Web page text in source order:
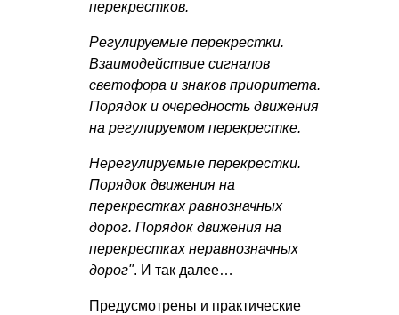
перекрестков.
Регулируемые перекрестки.
Взаимодействие сигналов
светофора и знаков приоритета.
Порядок и очередность движения
на регулируемом перекрестке.
Нерегулируемые перекрестки.
Порядок движения на
перекрестках равнозначных
дорог. Порядок движения на
перекрестках неравнозначных
дорог". И так далее…
Предусмотрены и практические